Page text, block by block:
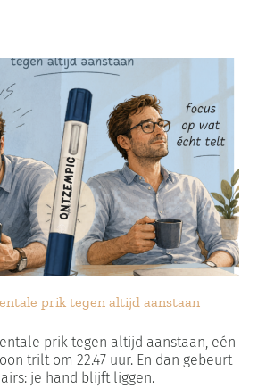
prik tegen altijd aanstaan
prik tegen altijd aanstaan, eén
trilt om 22.47 uur. En dan gebeurt
je hand blijft liggen.